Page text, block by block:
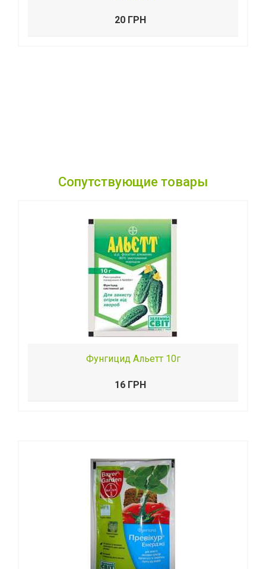
20 ГРН
Сопутствующие товары
Фунгицид Альетт 10г
16 ГРН